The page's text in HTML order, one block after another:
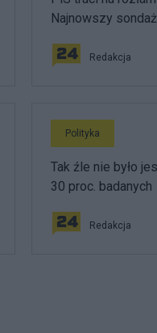
Najnowszy sondaż
Redakcja
Polityka
Tak źle nie było
30 proc. badanych
Redakcja